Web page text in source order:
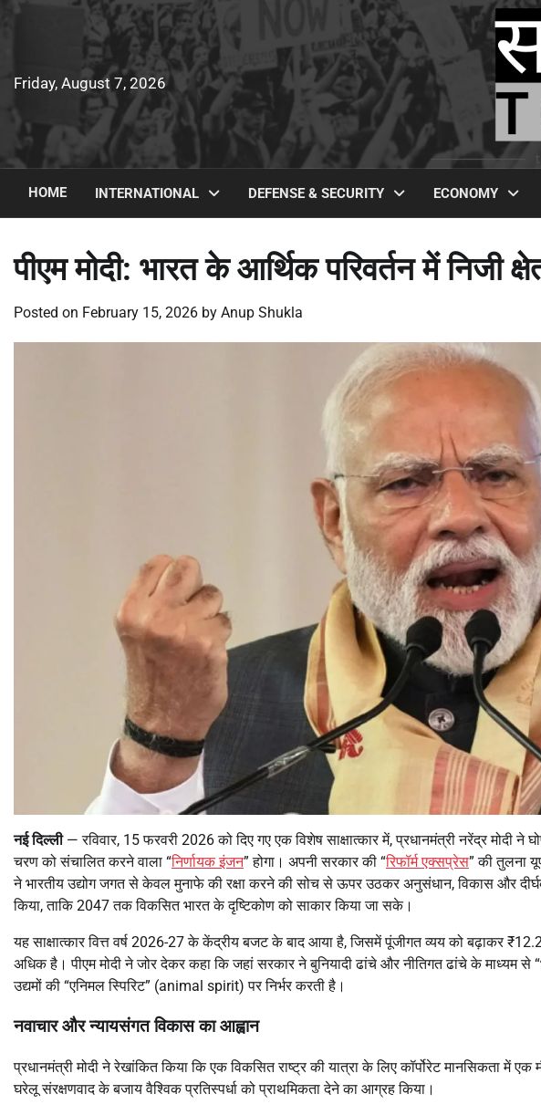
Friday, August 7, 2026
HOME INTERNATIONAL DEFENSE & SECURITY ECONOMY
पीएम मोदी: भारत के आर्थिक परिवर्तन में निजी
Posted on February 15, 2026 by Anup Shukla
नई दिल्ली— रविवार, 15 फरवरी 2026 को दिए गए एक विशेष साक्षात्कार में, प्रधानमंत्री नरेंद्र मोदी ने
चरण को संचालित करने वाला “निर्णायक इंजन” होगा। अपनी सरकार की “रिफॉर्म एक्सप्रेस” की तुलना
ने भारतीय उद्योग जगत से केवल मुनाफे की रक्षा करने की सोच से ऊपर उठकर अनुसंधान, विकास और
किया, ताकि 2047 तक विकसित भारत के दृष्टिकोण को साकार किया जा सके।
यह साक्षात्कार वित्त वर्ष 2026-27 के केंद्रीय बजट के बाद आया है, जिसमें पूंजीगत व्यय को बढ़ाकर
अधिक है। पीएम मोदी ने जोर देकर कहा कि जहां सरकार ने बुनियादी ढांचे और नीतिगत ढांचे के माध्यम
उद्यमों की “एनिमल स्पिरिट” (animal spirit) पर निर्भर करती है।
नवाचार और न्यायसंगत विकास का आह्वान
प्रधानमंत्री मोदी ने रेखांकित किया कि एक विकसित राष्ट्र की यात्रा के लिए कॉर्पोरेट मानसिकता में
घरेलू संरक्षणवाद के बजाय वैश्विक प्रतिस्पर्धा को प्राथमिकता देने का आग्रह किया।